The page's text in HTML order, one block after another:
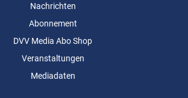
Nachrichten
Abonnement
DVV Media Abo Shop
Veranstaltungen
Mediadaten